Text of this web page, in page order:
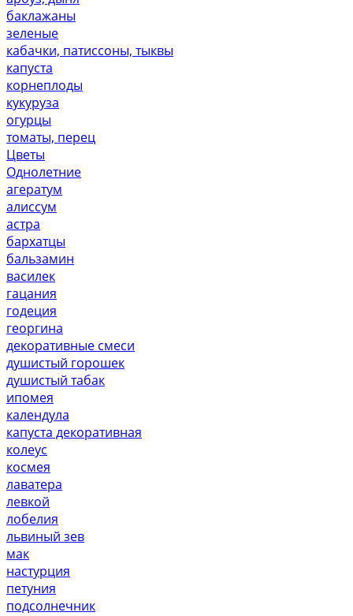
баклажаны
зеленые
кабачки, патиссоны, тыквы
капуста
корнеплоды
кукуруза
огурцы
томаты, перец
Цветы
Однолетние
агератум
алиссум
астра
бархатцы
бальзамин
василек
гацания
годеция
георгина
декоративные смеси
душистый горошек
душистый табак
ипомея
календула
капуста декоративная
колеус
космея
лаватера
левкой
лобелия
львиный зев
мак
настурция
петуния
подсолнечник